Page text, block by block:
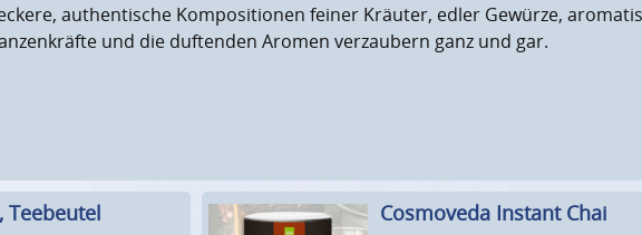
authentische Kompositionen feiner Kräuter, edler Gewürze,
und die duftenden Aromen verzaubern ganz und gar.
Teebeutel Cosmoveda Instant Chai